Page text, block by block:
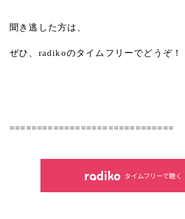
聞き逃した方は、
ぜひ、 radikoのタイムフリーでどうぞ！
==============================
タイムフリーで聴く